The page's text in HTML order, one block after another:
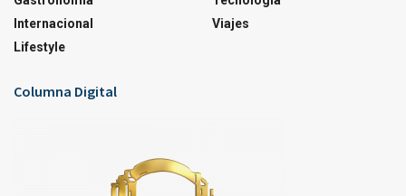
Internacional
Lifestyle
Viajes
Columna Digital